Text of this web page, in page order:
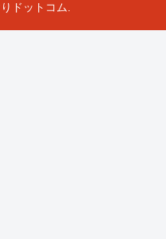
ドットコム.